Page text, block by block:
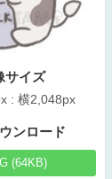
サイズ
: 横2,048px
ンロード
(64KB)